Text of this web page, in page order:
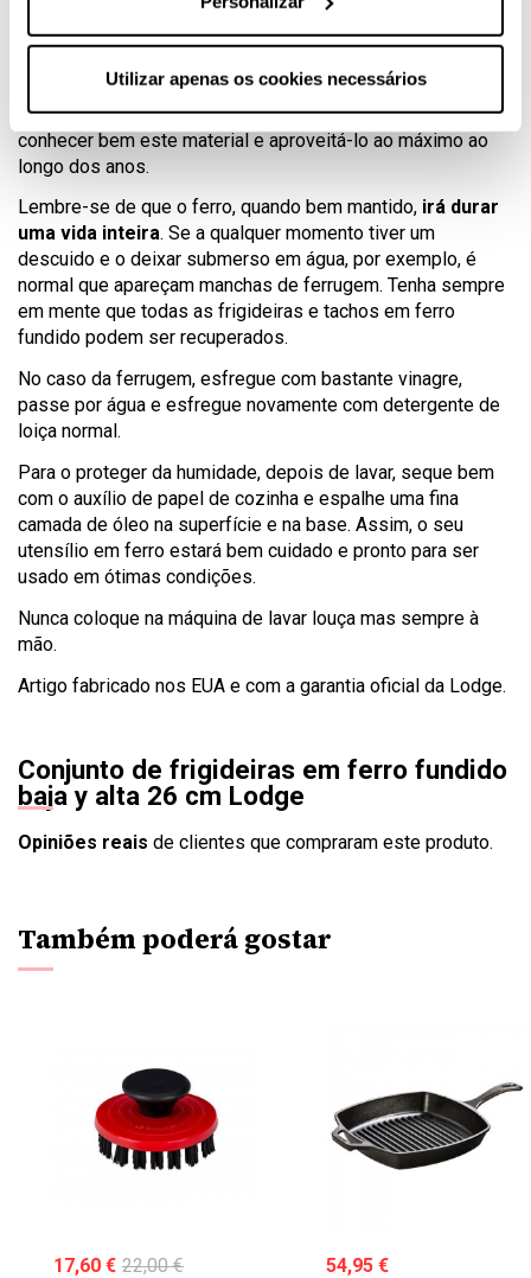
Utilizar apenas os cookies necessários
artigos são fabricadossem nenhumtipo de tratamento.
Isto traz muitas vantagens na hora de cozinhar, mas
devemos ter em consideração algumas dicas para
conhecer bem este material e aproveitá-lo ao máximo ao
longo dos anos.
Lembre-se de que o ferro, quando bem mantido, irá durar
uma vida inteira. Se a qualquer momento tiver um
descuido e o deixar submerso em água, por exemplo, é
normal que apareçam manchas de ferrugem. Tenha sempre
em mente que todas as frigideiras e tachos em ferro
fundido podem ser recuperados.
No caso da ferrugem, esfregue com bastante vinagre,
passe por água e esfregue novamente com detergente de
loiça normal.
Para o proteger da humidade, depois de lavar, seque bem
com o auxílio de papel de cozinha e espalhe uma fina
camada de óleo na superfície e na base. Assim, o seu
utensílio em ferro estará bem cuidado e pronto para ser
usado em ótimas condições.
Nunca coloque na máquina de lavar louça mas sempre à
mão.
Artigo fabricado nos EUA e com a garantia oficial da Lodge.
Conjunto de frigideiras em ferro fundido
baja y alta 26 cm Lodge
Opiniões reais de clientes que compraram este produto.
Também poderá gostar
17,60 € 22,00 €
54,95 €